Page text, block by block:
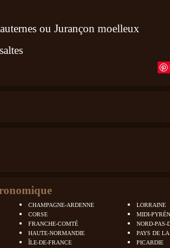
ou Jurançon moelleux
CHAMPAGNE-ARDENNE
CORSE
FRANCHE-COMTÉ
HAUTE-NORMANDIE
ÎLE-DE-FRANCE
LORRAINE
MIDI-
NORD-PAS-
PAYS DE
PICARDIE